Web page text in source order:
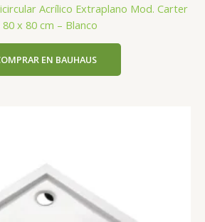
Acrílico Extraplano Mod. Carter
80 x 80 cm – Blanco
EN BAUHAUS